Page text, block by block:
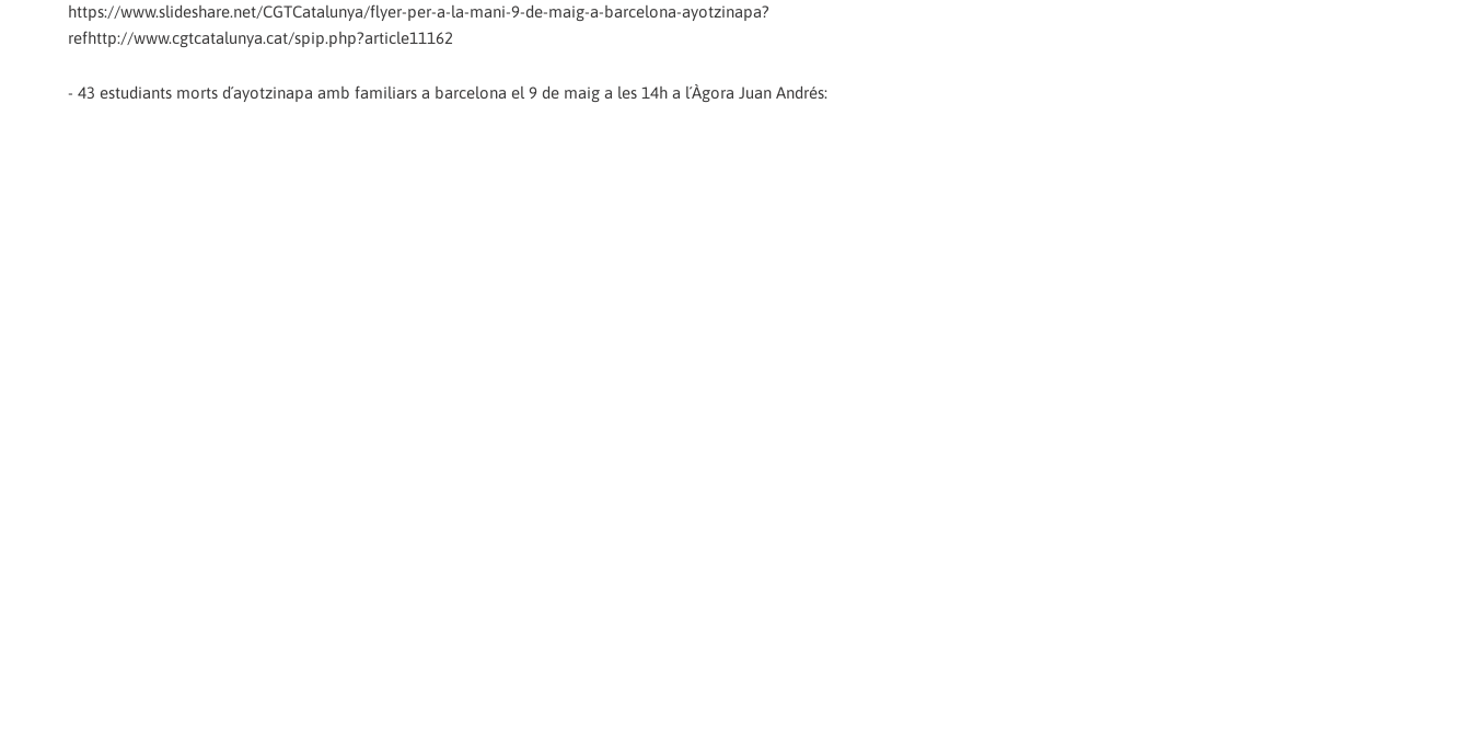
https://www.slideshare.net/CGTCatalunya/flyer-per-a-la-mani-9-de-maig-a-barcelona-ayotzinapa?
refhttp://www.cgtcatalunya.cat/spip.php?article11162
- 43 estudiants morts d´ayotzinapa amb familiars a barcelona el 9 de maig a les 14h a l´Àgora Juan Andrés: